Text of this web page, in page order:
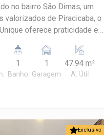
no bairro São Dimas, um
valorizados de Piracicaba, o
oferece praticidade e
restaurantes e
Este apartamento
é ideal para quem busca
e com ar condicionado,
1
Banho
1
Garagem
47.94 m²
A. Útil
Exclusivo